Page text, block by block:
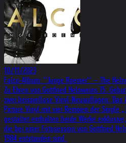
10/11/2023
Falco-Album: ‘‘Junge Roemer‘‘ – The
Zu Ehren von Gottfried Helnweins 75.
zwei beispiellose Vinyl-Neuauflagen: Das
Picture Vinyl mit vier Remixen der Single
gestaltet enthalten beide Werke
die bei einer Fotosession von Gottfried
1984 entstanden sind.